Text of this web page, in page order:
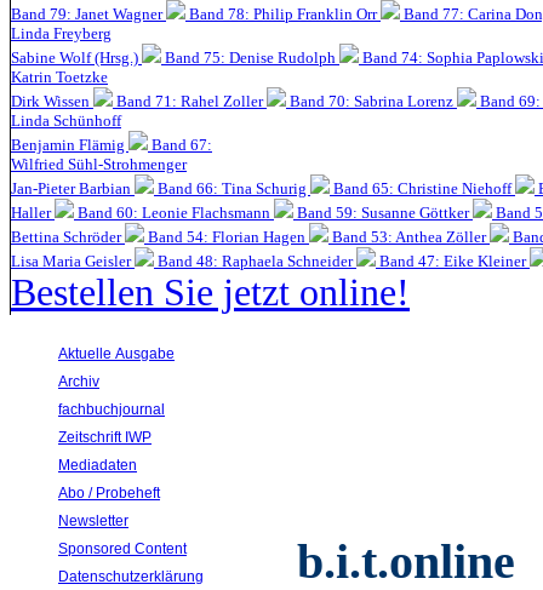
Band 79: Janet Wagner Band 78: Philip Franklin Orr
Band 77: Carina
Linda Freyberg
Sabine Wolf (Hrsg.)
Band 75: Denise Rudolph
Band 74: Sophia
Katrin Toetzke
Dirk Wissen
Band 71: Rahel Zoller Band 70: Sabrina Lorenz
Band
Linda Schünhoff
Benjamin Flämig
Band 67:
Wilfried Sühl-Strohmenger
Jan-Pieter Barbian
Band 66: Tina Schurig Band 65: Christine Niehoff
Haller
Band 60: Leonie Flachsmann Band 59: Susanne Göttker
Band
Bettina Schröder
Band 54: Florian Hagen Band 53: Anthea Zöller
Lisa Maria Geisler
Band 48: Raphaela Schneider Band 47: Eike Kleiner
Bestellen Sie jetzt online!
Aktuelle Ausgabe
Archiv
fachbuchjournal
Zeitschrift IWP
Mediadaten
Abo / Probeheft
Newsletter
Sponsored Content
Datenschutzerklärung
b.i.t.online